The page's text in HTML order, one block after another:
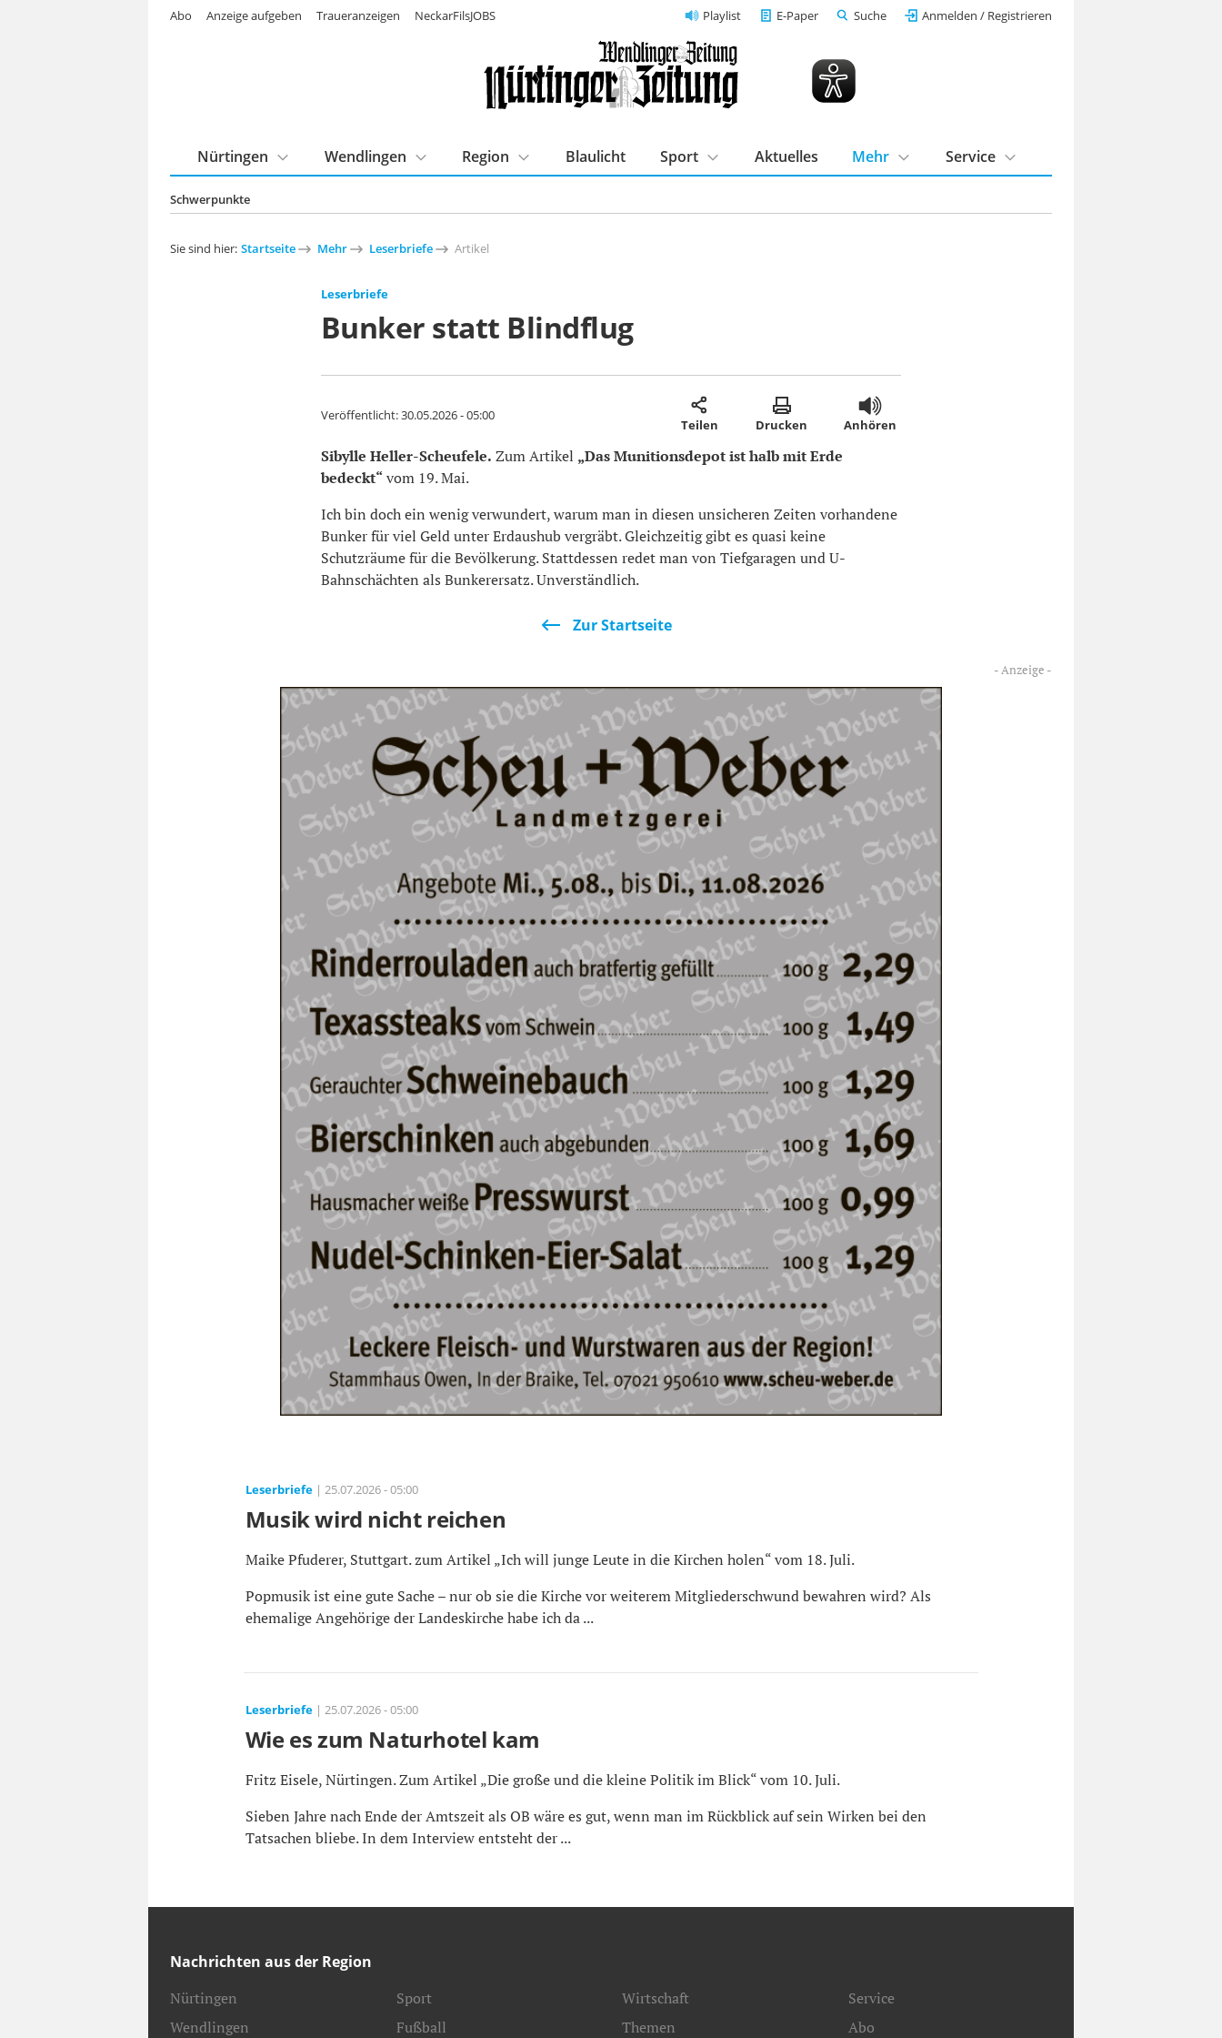
Playlist E-Paper Suche Anmelden / Registrieren
Schwerpunkte
Nürtingen Wendlingen Region Blaulicht Sport Aktuelles Mehr Service
Abo Anzeige aufgeben Traueranzeigen NeckarFilsJOBS
Sie sind hier: Startseite Mehr Leserbriefe Artikel
Leserbriefe
Bunker statt Blindflug
Veröffentlicht:30.05.2026 - 05:00
Teilen Drucken Anhören
Sibylle Heller-Scheufele. Zum Artikel „Das Munitionsdepot ist halb mit Erde
bedeckt“ vom 19. Mai.
Ich bin doch ein wenig verwundert, warum man in diesen unsicheren Zeiten vorhandene
Bunker für viel Geld unter Erdaushub vergräbt. Gleichzeitig gibt es quasi keine
Schutzräume für die Bevölkerung. Stattdessen redet man von Tiefgaragen und U-
Bahnschächten als Bunkerersatz. Unverständlich.
Zur Startseite
Leserbriefe| 25.07.2026 - 05:00
Musik wird nicht reichen
Maike Pfuderer, Stuttgart. zum Artikel „Ich will junge Leute in die Kirchen holen“ vom 18. Juli.
Popmusik ist eine gute Sache – nur ob sie die Kirche vor weiterem Mitgliederschwund bewahren wird? Als
ehemalige Angehörige der Landeskirche habe ich da ...
Leserbriefe| 25.07.2026 - 05:00
Wie es zum Naturhotel kam
Fritz Eisele, Nürtingen. Zum Artikel „Die große und die kleine Politik im Blick“ vom 10. Juli.
Sieben Jahre nach Ende der Amtszeit als OB wäre es gut, wenn man im Rückblick auf sein Wirken bei den
Tatsachen bliebe. In dem Interview entsteht der ...
Nachrichten aus der Region
Nürtingen
Wendlingen
Sport
Fußball
Wirtschaft
Themen
Service
Abo